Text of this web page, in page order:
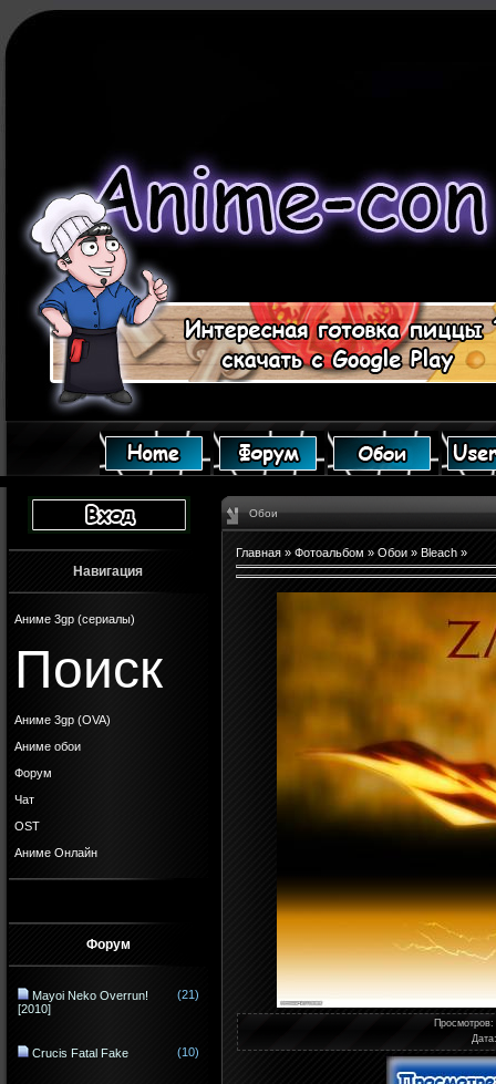
Навигация
Аниме 3gp (сериалы)
Поиск
Аниме 3gp (OVA)
Аниме обои
Форум
Чат
OST
Аниме Онлайн
Форум
Mayoi Neko Overrun!
[2010]
(21)
Crucis Fatal Fake (10)
Обои
Главная » Фотоальбом » Обои » Bleach »
Просмотров:
Дата